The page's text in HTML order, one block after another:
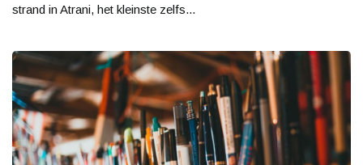
strand in Atrani, het kleinste zelfs...